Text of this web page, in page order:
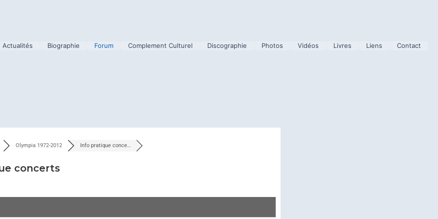
Actualités Biographie Forum Complement Culturel Discographie Photos Vidéos Livres Liens Contact
Olympia 1972-2012 Info pratique conce…
concerts